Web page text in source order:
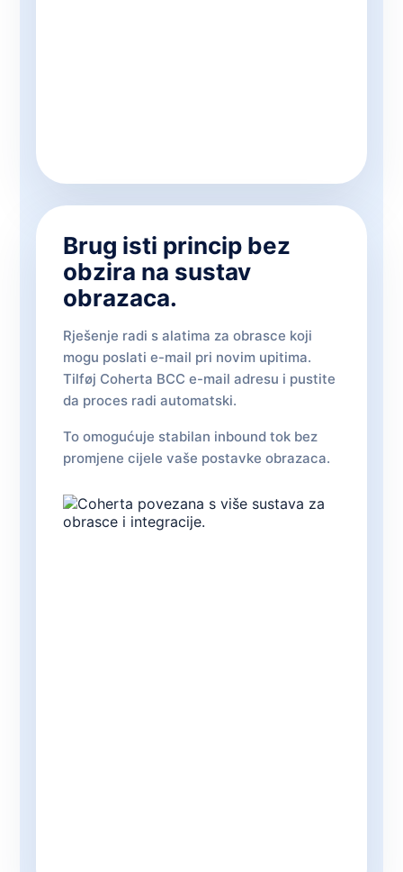
Brug isti princip bez
obzira na sustav
obrazaca.
Rješenje radi s alatima za obrasce koji
mogu poslati e-mail pri novim upitima.
Tilføj Coherta BCC e-mail adresu i pustite
da proces radi automatski.
To omogućuje stabilan inbound tok bez
promjene cijele vaše postavke obrazaca.